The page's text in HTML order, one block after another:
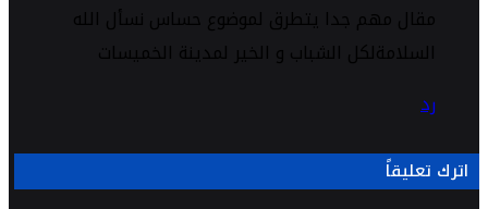
مقال مهم جدا يتطرق لموضوع حساس نسأل الله
السلامةلكل الشباب و الخير لمدينة الخميسات
رد
اترك تعليقاً